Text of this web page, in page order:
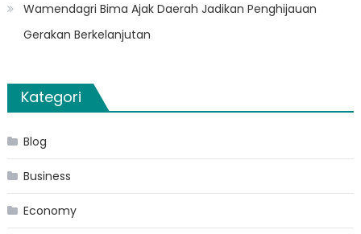
Wamendagri Bima Ajak Daerah Jadikan Penghijauan
Gerakan Berkelanjutan
Kategori
Blog
Business
Economy